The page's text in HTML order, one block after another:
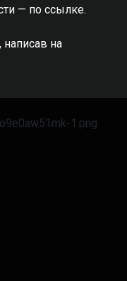
— по ссылке.
на